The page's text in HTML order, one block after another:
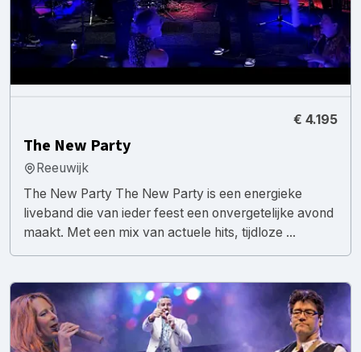
€ 4.195
The New Party
Reeuwijk
The New Party The New Party is een energieke
liveband die van ieder feest een onvergetelijke avond
maakt. Met een mix van actuele hits, tijdloze ...